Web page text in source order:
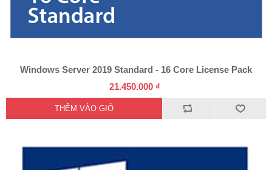
Windows Server 2019 Standard - 16 Core License Pack
21.450.000 ₫